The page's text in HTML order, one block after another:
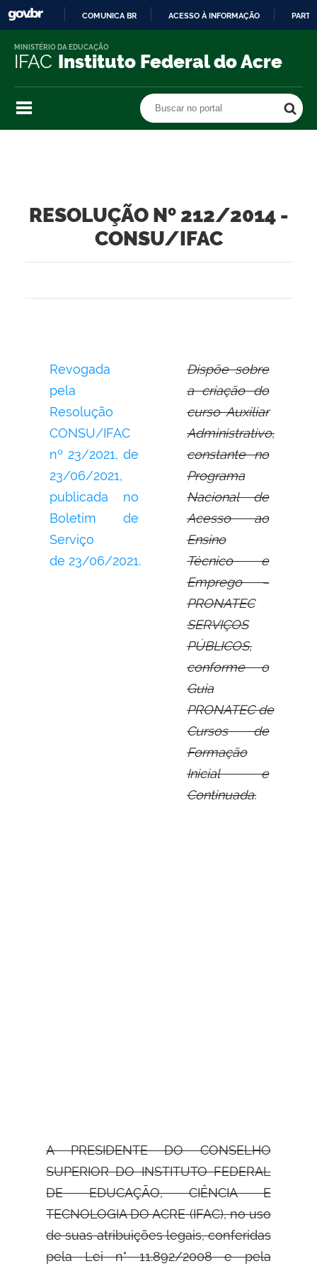
O
COMUNICA BR ACESSO À INFORMAÇÃO
IFAC Instituto Federal do Acre
MINISTÉRIO DA EDUCAÇÃO
Buscar no portal
RESOLUÇÃO Nº 212/2014 -
CONSU/IFAC
Revogada
pela
Resolução
CONSU/IFAC
nº 23/2021, de
23/06/2021,
publicada no
Boletim de
Serviço
de 23/06/2021.
Dispõe sobre
a criação do
curso Auxiliar
Administrativo,
constante no
Programa
Nacional de
Acesso ao
Ensino
Técnico e
Emprego –
PRONATEC
SERVIÇOS
PÚBLICOS,
conforme o
Guia
PRONATECde
Cursos de
Formação
Inicial e
Continuada.
A PRESIDENTE DO CONSELHO
SUPERIOR DO INSTITUTO FEDERAL
DE EDUCAÇÃO, CIÊNCIA E
TECNOLOGIA DO ACRE (IFAC), no uso
desuas atribuições legais, conferidas
pela Lei n° 11.892/2008 e pela